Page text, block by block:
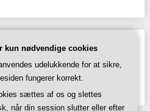
kun nødvendige cookies
udelukkende for at sikre,
fungerer korrekt.
sættes af os og slettes
når din session slutter eller efter